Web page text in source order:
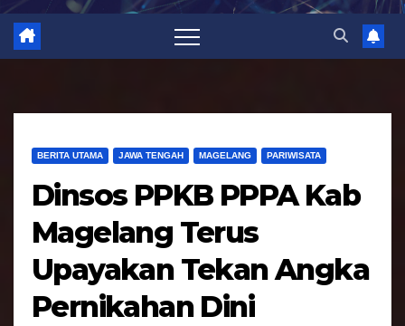
n
BERITA UTAMA JAWA TENGAH MAGELANG PARIWISATA
Dinsos PPKB PPPA Kab
Magelang Terus
Upayakan Tekan Angka
Pernikahan Dini